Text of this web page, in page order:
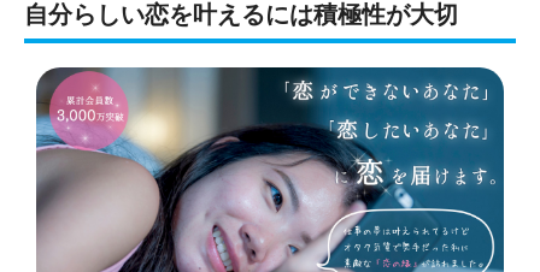
自分らしい恋を叶えるには積極性が大切